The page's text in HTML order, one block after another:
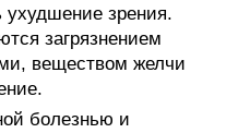
зрения.
загрязнением
веществом желчи
болезнью и